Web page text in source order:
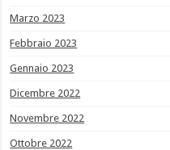
Marzo 2023
Febbraio 2023
Gennaio 2023
Dicembre 2022
Novembre 2022
Ottobre 2022